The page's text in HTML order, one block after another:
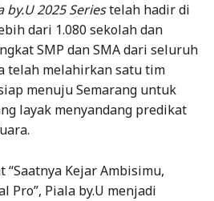
by.U 2025 Seriestelah hadir di
dari 1.080 sekolah dan
SMP dan SMA dari seluruh
telah melahirkan satu tim
menuju Semarang untuk
layak menyandang predikat
“Saatnya Kejar Ambisimu,
Pro”, Piala by.U menjadi